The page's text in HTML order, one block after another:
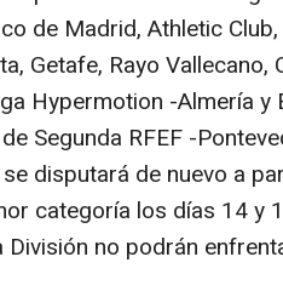
de Madrid, Athletic
Getafe, Rayo
Hypermotion -Almería y
Segunda RFEF -
disputará de nuevo a
categoría los días 14 y
División no podrán